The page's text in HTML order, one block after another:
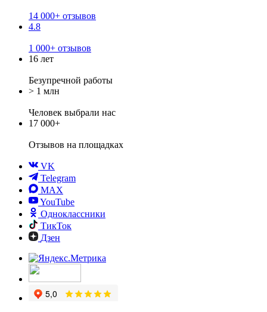
14 000+ отзывов
4.8
1 000+ отзывов
16 лет
Безупречной работы
> 1 млн
Человек выбрали нас
17 000+
Отзывов на площадках
VK
Telegram
MAX
YouTube
Одноклассники
ТикТок
Дзен